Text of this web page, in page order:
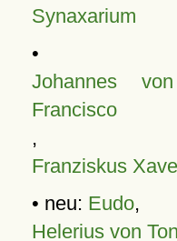
Synaxarium
•
Johannes
Francisco
,
Franziskus
• neu: Eudo,
Helerius von